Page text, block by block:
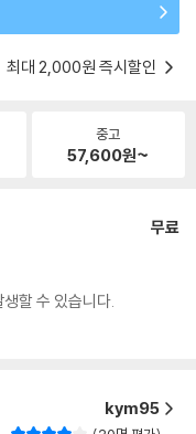
최대 2,000원 즉시할인
중고
57,600원~
무료
할 수 있습니다.
kym95